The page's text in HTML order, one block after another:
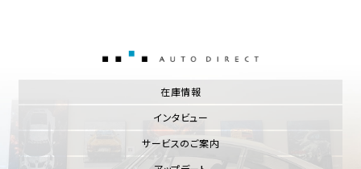
在庫情報
インタビュー
サービスのご案内